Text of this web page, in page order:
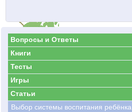
Вопросы и Ответы
Книги
Тесты
Игры
Статьи
Выбор системы воспитания ребёнка